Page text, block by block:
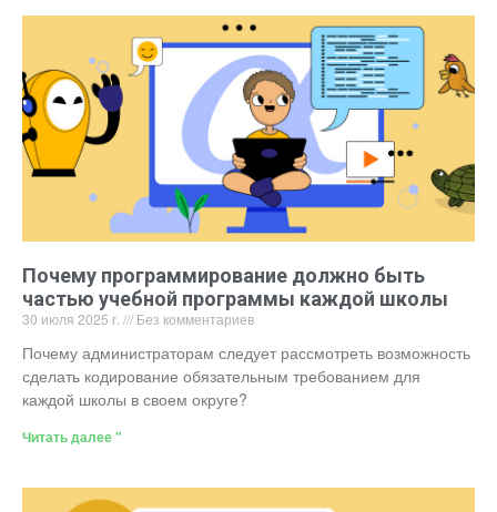
Почему программирование должно быть
частью учебной программы каждой школы
30 июля 2025 г. Без комментариев
Почему администраторам следует рассмотреть возможность
сделать кодирование обязательным требованием для
каждой школы в своем округе?
Читать далее "